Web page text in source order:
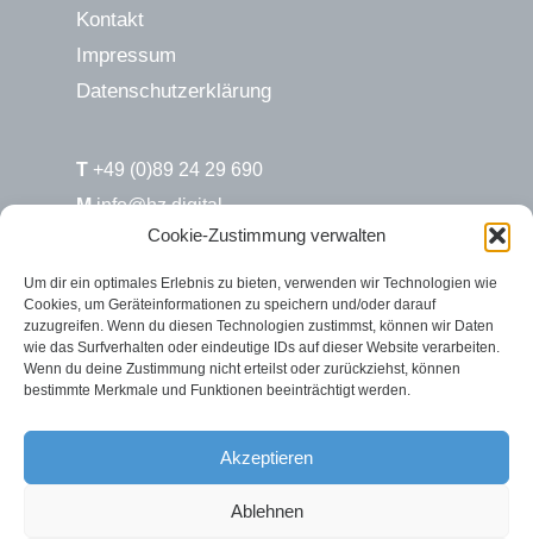
Cookie-Zustimmung verwalten
Um dir ein optimales Erlebnis zu bieten, verwenden wir Technologien wie
Cookies, um Geräteinformationen zu speichern und/oder darauf
zuzugreifen. Wenn du diesen Technologien zustimmst, können wir Daten
wie das Surfverhalten oder eindeutige IDs auf dieser Website verarbeiten.
Wenn du deine Zustimmung nicht erteilst oder zurückziehst, können
bestimmte Merkmale und Funktionen beeinträchtigt werden.
Akzeptieren
Ablehnen
Kontakt
Impressum
Datenschutzerklärung
T +49 (0)89 24 29 690
Minfo@hz.digital
H&Z.digital / Süd
Max-Joseph-Str. 6
80333 München
Rosenstr. 2
26122 Oldenburg